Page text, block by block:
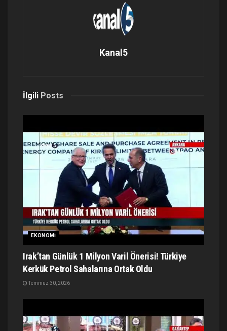
Kanal5
İlgili Posts
EKONOMI
Irak’tan Günlük 1 Milyon Varil Önerisi! Türkiye
Kerkük Petrol Sahalarına Ortak Oldu
Temmuz 30, 2026